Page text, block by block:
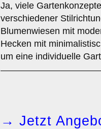
Ja, viele
verschiedener
Blumenwiesen mit
Hecken mit
um eine individuelle
→ Jetzt